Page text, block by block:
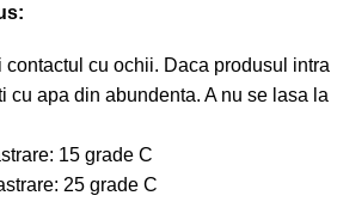
contactul cu ochii. Daca produsul intra
cu apa din abundenta. A nu se lasa la
15 grade C
25 grade C